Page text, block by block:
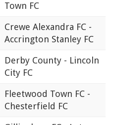
Town FC
Crewe Alexandra FC -
Accrington Stanley FC
Derby County - Lincoln
City FC
Fleetwood Town FC -
Chesterfield FC